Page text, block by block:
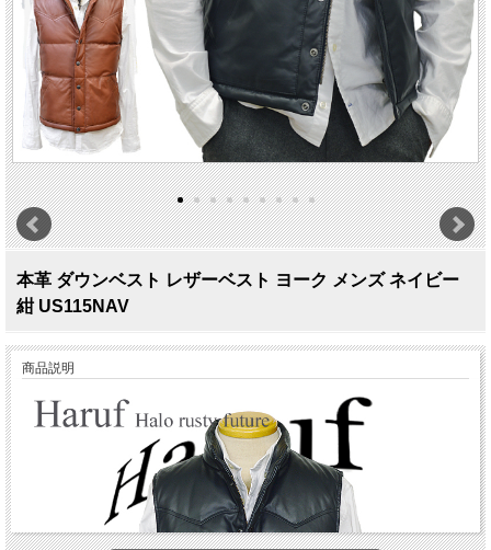
本革 ダウンベスト レザーベスト ヨーク メンズ ネイビー
紺 US115NAV
商品説明